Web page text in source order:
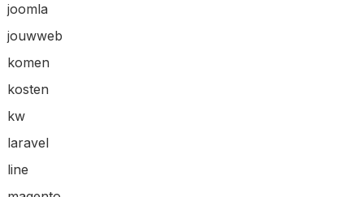
joomla
jouwweb
komen
kosten
kw
laravel
line